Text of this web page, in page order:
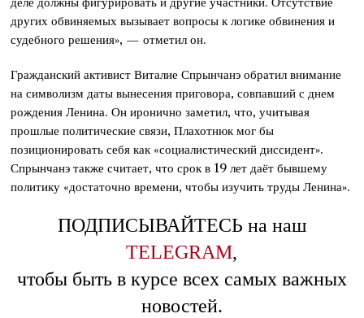
других обвиняемых вызывает вопросы к логике обвинения и
судебного решения», — отметил он.
Гражданский активист Виталие Спрынчанэ обратил внимание
на символизм даты вынесения приговора, совпавший с днем
рождения Ленина. Он иронично заметил, что, учитывая
прошлые политические связи, Плахотнюк мог бы
позиционировать себя как «социалистический диссидент».
Спрынчанэ также считает, что срок в 19 лет даёт бывшему
политику «достаточно времени, чтобы изучить труды Ленина».
ПОДПИСЫВАЙТЕСЬ на наш
TELEGRAM,
чтобы быть в курсе всех самых важных
новостей.